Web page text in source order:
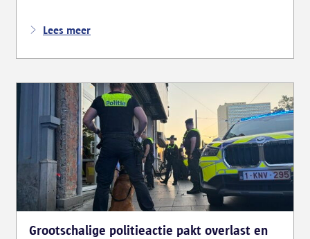
controlediensten stelden onder meer vast dat 24
vrachtwagen namen. In totaal inde de politie voor 56
arbeidsinspectie startte ook drie onderzoeken naar
mogelijke sociale dumping.
Lees meer
Grootschalige politieactie pakt overlast en